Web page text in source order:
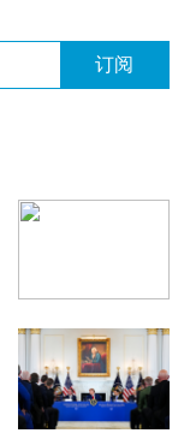
订阅